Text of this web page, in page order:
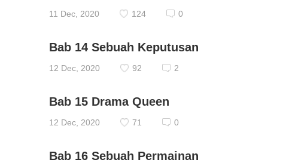
11 Dec, 2020 124 0
Bab 14 Sebuah Keputusan
12 Dec, 2020 92 2
Bab 15 Drama Queen
12 Dec, 2020 71 0
Bab 16 Sebuah Permainan